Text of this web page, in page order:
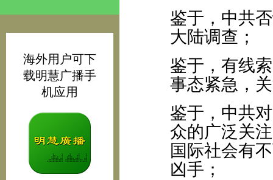
海外用户可下
载明慧广播手
机应用
鉴于，中共
大陆调查；
鉴于，有线
事态紧急，
鉴于，中共
众的广泛关
国际社会有
凶手；